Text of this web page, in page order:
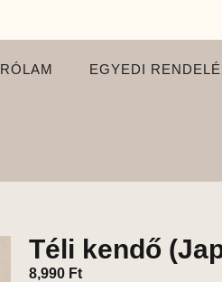
RÓLAM EGYEDI
Téli kendő
8,990 Ft